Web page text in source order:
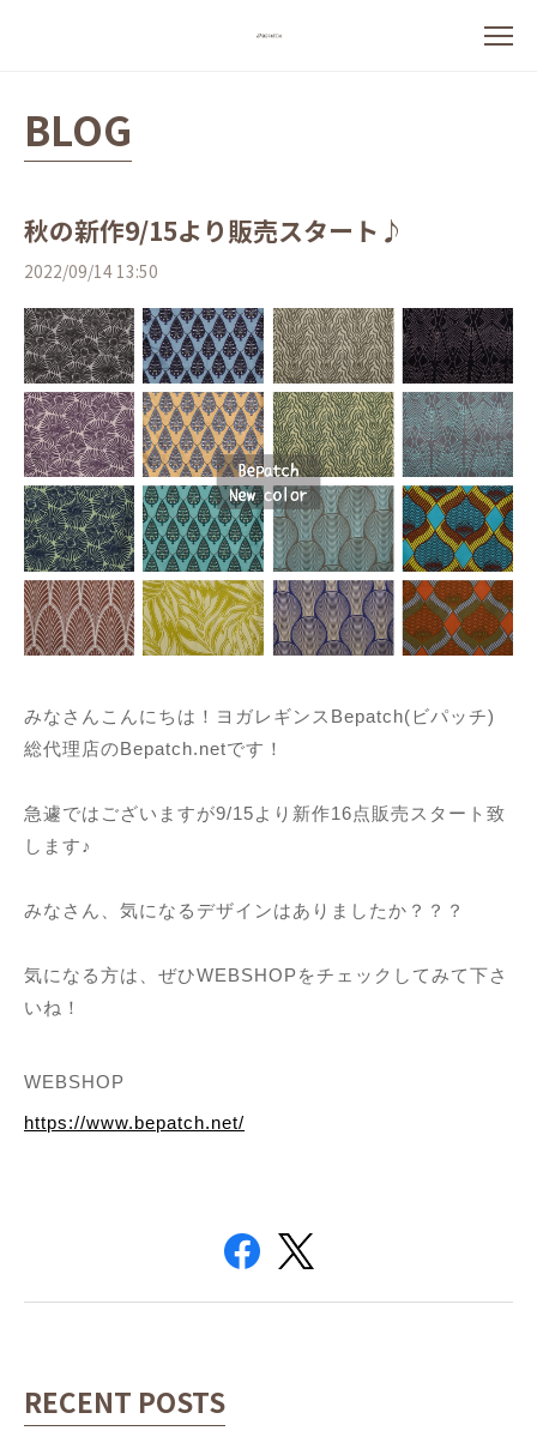
BLOG
秋の新作9/15より販売スタート♪
2022/09/14 13:50
みなさんこんにちは！ヨガレギンスBepatch(ビパッチ)
総代理店のBepatch.netです！
急遽ではございますが9/15より新作16点販売スタート致
します♪
みなさん、気になるデザインはありましたか？？？
気になる方は、ぜひWEBSHOPをチェックしてみて下さ
いね！
WEBSHOP
https://www.bepatch.net/
RECENT POSTS